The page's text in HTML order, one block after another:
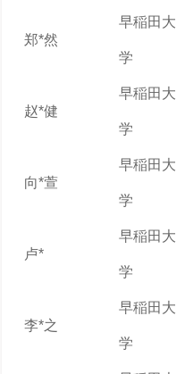
郑*然
早稲田大
学
赵*健
早稲田大
学
向*萱
早稲田大
学
卢*
早稲田大
学
李*之
早稲田大
学